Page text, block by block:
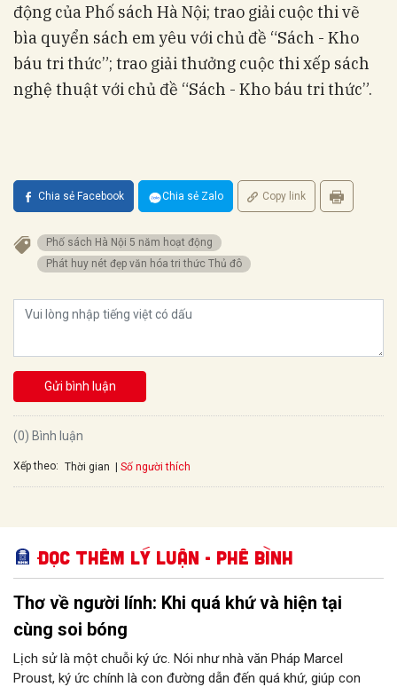
động của Phố sách Hà Nội; trao giải cuộc thi vẽ
bìa quyển sách em yêu với chủ đề “Sách - Kho
báu tri thức”; trao giải thưởng cuộc thi xếp sách
nghệ thuật với chủ đề “Sách - Kho báu tri thức”.
Chia sẻ Facebook Chia sẻ Zalo Copy link
Phố sách Hà Nội 5 năm hoạt động
Phát huy nét đẹp văn hóa tri thức Thủ đô
Gửi bình luận
(0) Bình luận
Xếp theo: Thời gian Số người thích
Đọc thêm Lý luận - Phê bình
Thơ về người lính: Khi quá khứ và hiện tại
cùng soi bóng
Lịch sử là một chuỗi ký ức. Nói như nhà văn Pháp Marcel
Proust, ký ức chính là con đường dẫn đến quá khứ, giúp con